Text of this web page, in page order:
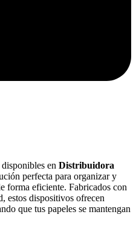
disponibles en Distribuidora
perfecta para organizar y
forma eficiente. Fabricados con
estos dispositivos ofrecen
que tus papeles se mantengan